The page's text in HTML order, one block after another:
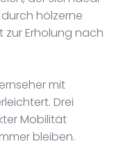
hölzerne
Erholung nach
mit
Drei
Mobilität
bleiben.